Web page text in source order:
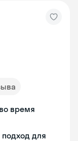
время
для